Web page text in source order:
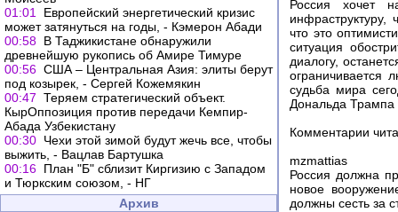
01:01
Европейский энергетический кризис
может затянуться на годы, - Кэмерон Абади
00:58 В Таджикистане обнаружили
древнейшую рукопись об Амире Тимуре
00:56 США – Центральная Азия: элиты берут
под козырек, - Сергей Кожемякин
00:47 Теряем стратегический объект.
КырОппозиция против передачи Кемпир-
Абада Узбекистану
00:30 Чехи этой зимой будут жечь все, чтобы
выжить, - Вацлав Бартушка
00:16 План "Б" сблизит Киргизию с Западом
и Тюркским союзом, - НГ
Архив
Россия хочет
инфраструктуру,
что это
ситуация
диалогу,
ограничивается
судьба мира
Дональда Трампа
Комментарии
mzmattias
Россия должна
новое
должны сесть за